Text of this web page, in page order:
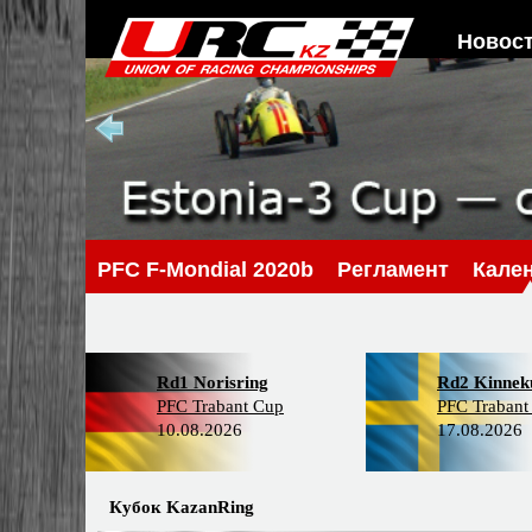
PFC F-Mondial 2020b Регламент
Rd1 Norisring
PFC Trabant Cup
10.08.2026
Rd2
PFC
17.08.2026
Кубок KazanRing